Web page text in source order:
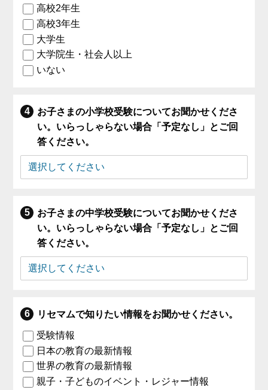
高校2年生
高校3年生
大学生
大学院生・社会人以上
いない
お子さまの小学校受験についてお聞かせくださ
い。いらっしゃらない場合「予定なし」とご回
答ください。
お子さまの中学校受験についてお聞かせくださ
い。いらっしゃらない場合「予定なし」とご回
答ください。
リセマムで知りたい情報をお聞かせください。
受験情報
日本の教育の最新情報
世界の教育の最新情報
親子・子どものイベント・レジャー情報